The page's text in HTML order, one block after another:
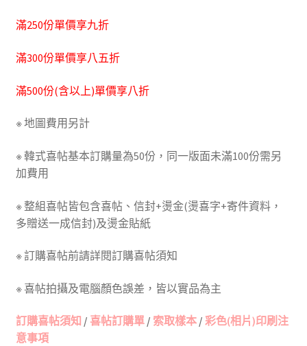
滿250份單價享九折
滿300份單價享八五折
滿500份(含以上)單價享八折
※ 地圖費用另計
※ 韓式喜帖基本訂購量為50份，同一版面未滿100份需另
加費用
※ 整組喜帖皆包含喜帖、信封+燙金(燙喜字+寄件資料，
多贈送一成信封)及燙金貼紙
※ 訂購喜帖前請詳閱訂購喜帖須知
※ 喜帖拍攝及電腦顏色誤差，皆以實品為主
訂購喜帖須知 / 喜帖訂購單/ 索取樣本/ 彩色(相片)印刷注
意事項